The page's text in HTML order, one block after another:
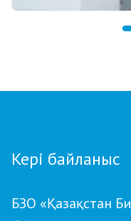
Кері байланыс
БЗО «Қазақстан